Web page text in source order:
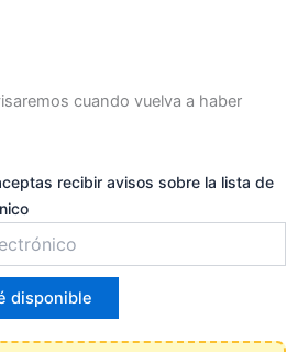
cuando vuelva a haber
recibir avisos sobre la lista de
disponible